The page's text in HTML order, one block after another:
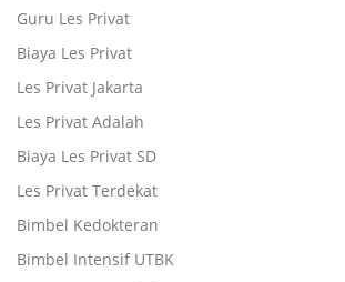
Guru Les Privat
Biaya Les Privat
Les Privat Jakarta
Les Privat Adalah
Biaya Les Privat SD
Les Privat Terdekat
Bimbel Kedokteran
Bimbel Intensif UTBK